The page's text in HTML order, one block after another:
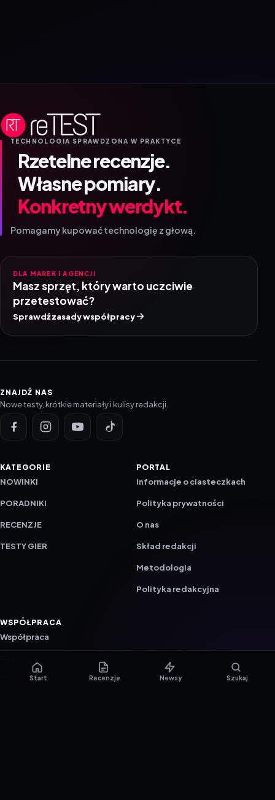
TECHNOLOGIA SPRAWDZONA W PRAKTYCE
Rzetelne recenzje.
Własne pomiary.
Konkretny werdykt.
Pomagamy kupować technologię z głową.
DLA MAREK I AGENCJI
Masz sprzęt, który warto uczciwie
przetestować?
Sprawdź zasady współpracy
ZNAJDŹ NAS
Nowe testy, krótkie materiały i kulisy redakcji.
KATEGORIE
NOWINKI
PORADNIKI
RECENZJE
TESTY GIER
PORTAL
Informacje o ciasteczkach
Polityka prywatności
O nas
Skład redakcji
Metodologia
Polityka redakcyjna
WSPÓŁPRACA
Współpraca
ZAŁÓŻ KONTO PRASOWE
Start Recenzje Newsy Szukaj